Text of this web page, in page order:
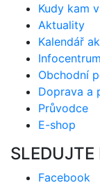
Kudy kam
Aktuality
Kalendář
Obchodní
Doprava a
Průvodce
E-shop
SLEDUJTE
Facebook